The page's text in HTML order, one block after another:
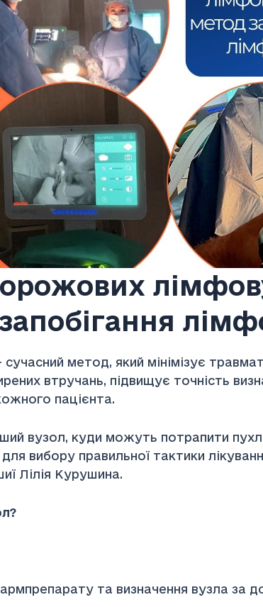
сучасний метод, який мінімізує
втручань, підвищує точність
пацієнта.
вузол, куди можуть потрапити
вибору правильної тактики
Лілія Курушина.
та визначення вузла за